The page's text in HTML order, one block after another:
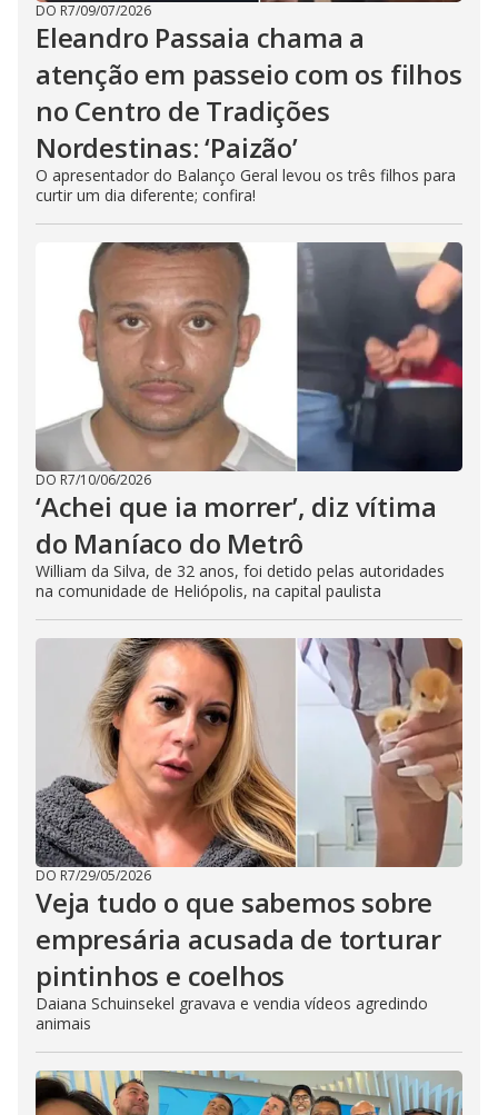
DO R7/09/07/2026
Eleandro Passaia chama a
atenção em passeio com os filhos
no Centro de Tradições
Nordestinas: ‘Paizão’
O apresentador do Balanço Geral levou os três filhos para
curtir um dia diferente; confira!
DO R7/10/06/2026
‘Achei que ia morrer’, diz vítima
do Maníaco do Metrô
William da Silva, de 32 anos, foi detido pelas autoridades
na comunidade de Heliópolis, na capital paulista
DO R7/29/05/2026
Veja tudo o que sabemos sobre
empresária acusada de torturar
pintinhos e coelhos
Daiana Schuinsekel gravava e vendia vídeos agredindo
animais